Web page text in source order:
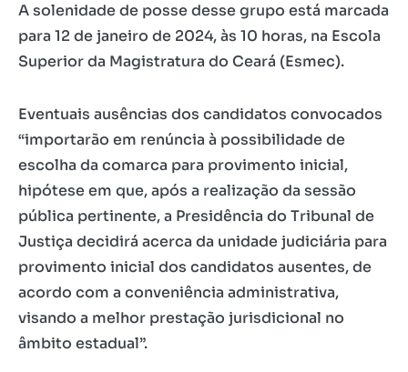
A solenidade de posse desse grupo está marcada
para 12 de janeiro de 2024, às 10 horas, na Escola
Superior da Magistratura do Ceará (Esmec).
Eventuais ausências dos candidatos convocados
“importarão em renúncia à possibilidade de
escolha da comarca para provimento inicial,
hipótese em que, após a realização da sessão
pública pertinente, a Presidência do Tribunal de
Justiça decidirá acerca da unidade judiciária para
provimento inicial dos candidatos ausentes, de
acordo com a conveniência administrativa,
visando a melhor prestação jurisdicional no
âmbito estadual”.